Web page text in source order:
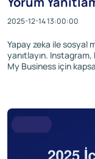
2025-12-14 13:00:00
Yapay zeka ile sosyal
yanıtlayın.
My Business için